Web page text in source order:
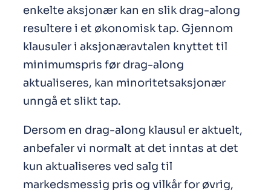
enkelte aksjonær kan en slik drag-along
resultere i et økonomisk tap. Gjennom
klausuler i aksjonæravtalen knyttet til
minimumspris før drag-along
aktualiseres, kan minoritetsaksjonær
unngå et slikt tap.
Dersom en drag-along klausul er aktuelt,
anbefaler vi normalt at det inntas at det
kun aktualiseres ved salg til
markedsmessig pris og vilkår for øvrig,